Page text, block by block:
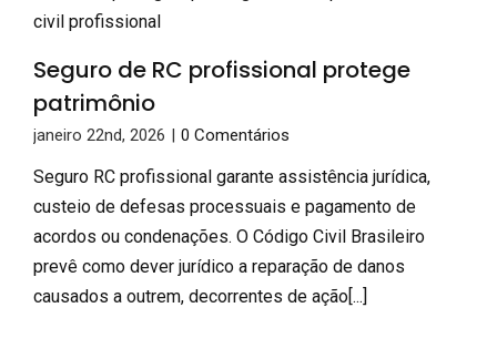
Seguro de RC profissional protege
patrimônio
janeiro 22nd, 2026 | 0 Comentários
Seguro RC profissional garante assistência jurídica,
custeio de defesas processuais e pagamento de
acordos ou condenações. O Código Civil Brasileiro
prevê como dever jurídico a reparação de danos
causados a outrem, decorrentes de ação[...]